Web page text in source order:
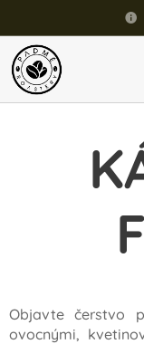
Objavte čerstvo
ovocnými,